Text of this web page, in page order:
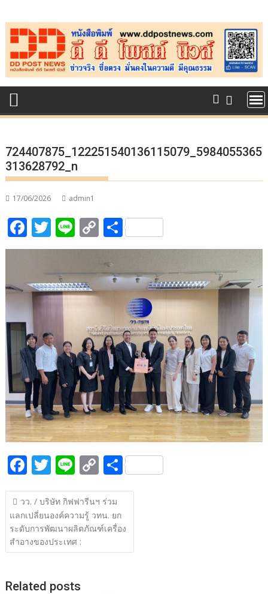
to
content
724407875_122251540136115079_5984055365
313628792_n
17/06/2026 admin1
F
ac
b
o
o
k
T
w
er
Li
n
C
o
p
y
Li
n
k
S
h
ar
e
F
ac
e
b
o
o
k
T
w
itt
er
Li
n
e
C
o
p
y
n
S
h
e
แนะแนว
เรื่อง
วว. / บริษัท กิฟฟารีนฯ ร่วม
แลกเปลี่ยนองค์ความรู้ วทน. ยก
ระดับการพัฒนาผลิตภัณฑ์เครื่อง
สำอางของประเทศ :
Related posts